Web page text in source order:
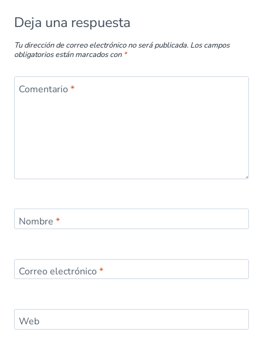
Deja una respuesta
Tu dirección de correo electrónico no será publicada. Los campos
obligatorios están marcados con *
Comentario *
Nombre *
Correo electrónico *
Web